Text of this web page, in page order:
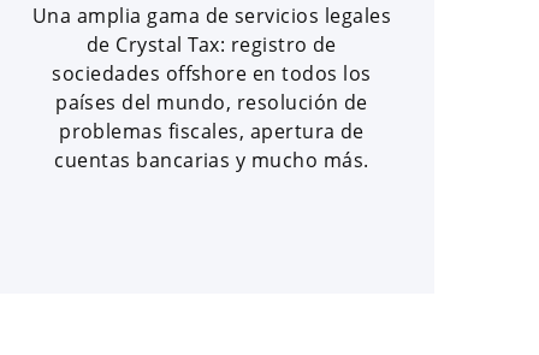
Una amplia gama de servicios legales
de Crystal Tax: registro de
sociedades offshore en todos los
países del mundo, resolución de
problemas fiscales, apertura de
cuentas bancarias y mucho más.